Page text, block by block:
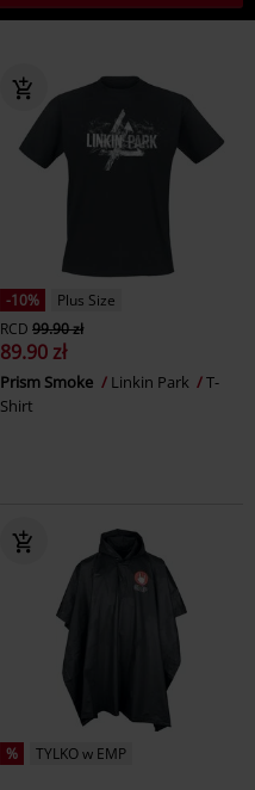
-10%
Plus Size
RCD 99.90 zł
89.90 zł
Prism Smoke Linkin Park
T-
Shirt
% TYLKO w EMP